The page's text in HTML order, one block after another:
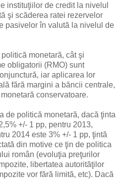
instituţiilor de credit la nivelul
şi scăderea ratei rezervelor
pasivelor în valută la nivelul de
monetară, cât şi
obligatorii (RMO) sunt
iar aplicarea lor
fără margini a băncii centrale,
conservatoare.
de politică monetară, dacă ţinta
+/- 1 pp, pentru 2013,
2014 este 3% +/- 1 pp, ţintă
din motive ce ţin de politica
român (evoluţia preţurilor
libertatea autorităţilor
vor fără limită, etc). Dacă